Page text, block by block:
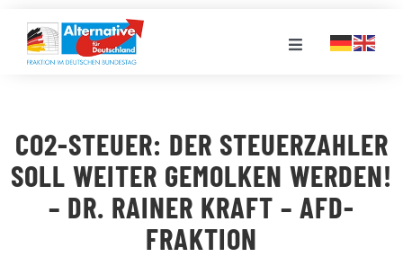
Inhalt
springen
Toggle
LANDESGRUPPEN
VERANSTALTUNGEN
CO2-STEUER: DER STEUERZAHLER
SOLL WEITER GEMOLKEN WERDEN!
– DR. RAINER KRAFT – AFD-
FRAKTION